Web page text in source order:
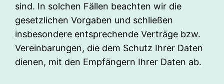
sind. In solchen Fällen beachten wir die
gesetzlichen Vorgaben und schließen
insbesondere entsprechende Verträge bzw.
Vereinbarungen, die dem Schutz Ihrer Daten
dienen, mit den Empfängern Ihrer Daten ab.